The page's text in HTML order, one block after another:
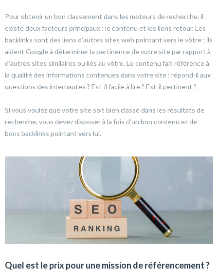
Pour obtenir un bon classement dans les moteurs de recherche, il
existe deux facteurs principaux : le contenu et les liens retour. Les
backlinks sont des liens d’autres sites web pointant vers le vôtre ; ils
aident Google à déterminer la pertinence de votre site par rapport à
d’autres sites similaires ou liés au vôtre. Le contenu fait référence à
la qualité des informations contenues dans votre site : répond-il aux
questions des internautes ? Est-il facile à lire ? Est-il pertinent ?
Si vous voulez que votre site soit bien classé dans les résultats de
recherche, vous devez disposer à la fois d’un bon contenu et de
bons backlinks pointant vers lui.
Quel est le prix pour une mission de référencement ?